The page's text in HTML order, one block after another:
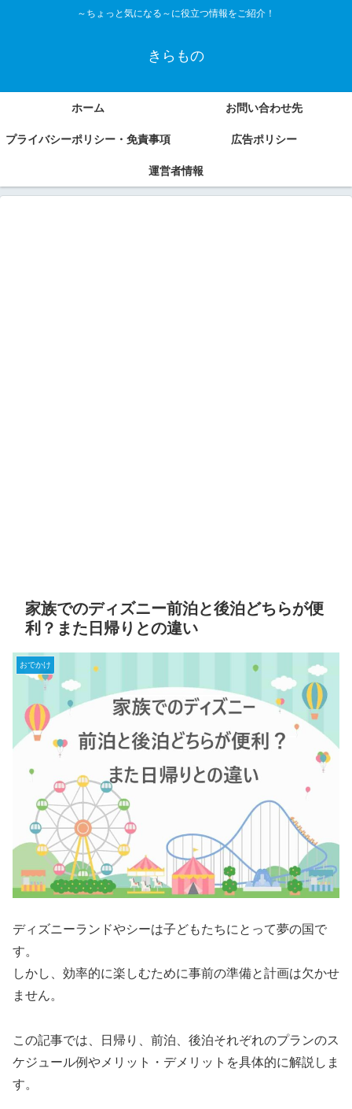
～ちょっと気になる～に役立つ情報をご紹介！
きらもの
ホーム お問い合わせ先
プライバシーポリシー・免責事項 広告ポリシー
運営者情報
家族でのディズニー前泊と後泊どちらが便
利？また日帰りとの違い
おでかけ
ディズニーランドやシーは子どもたちにとって夢の国で
す。
しかし、効率的に楽しむために事前の準備と計画は欠かせ
ません。
この記事では、日帰り、前泊、後泊それぞれのプランのス
ケジュール例やメリット・デメリットを具体的に解説しま
す。